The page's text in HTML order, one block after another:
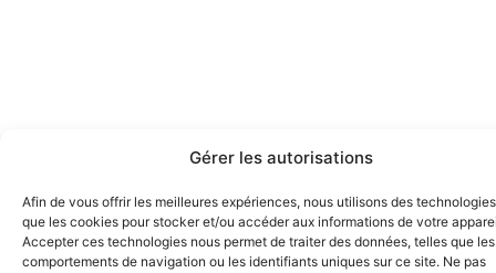
Gérer les autorisations
Afin de vous offrir les meilleures expériences, nous utilisons des
que les cookies pour stocker et/ou accéder aux informations de votre
Accepter ces technologies nous permet de traiter des données, telles que les
comportements de navigation ou les identifiants uniques sur ce site. Ne pas